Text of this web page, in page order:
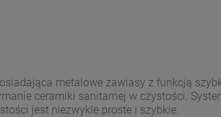
metalowe zawiasy z funkcją
ceramiki sanitarnej w czystości.
jest niezwykle proste i szybkie.